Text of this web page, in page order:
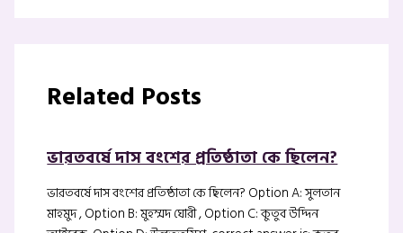
Related Posts
ভারতবর্ষে দাস বংশের প্রতিষ্ঠাতা কে ছিলেন?
ভারতবর্ষে দাস বংশের প্রতিষ্ঠাতা কে ছিলেন? Option A: সুলতান
মাহমুদ , Option B: মুহম্মদ ঘোরী , Option C: কুতুব উদ্দিন